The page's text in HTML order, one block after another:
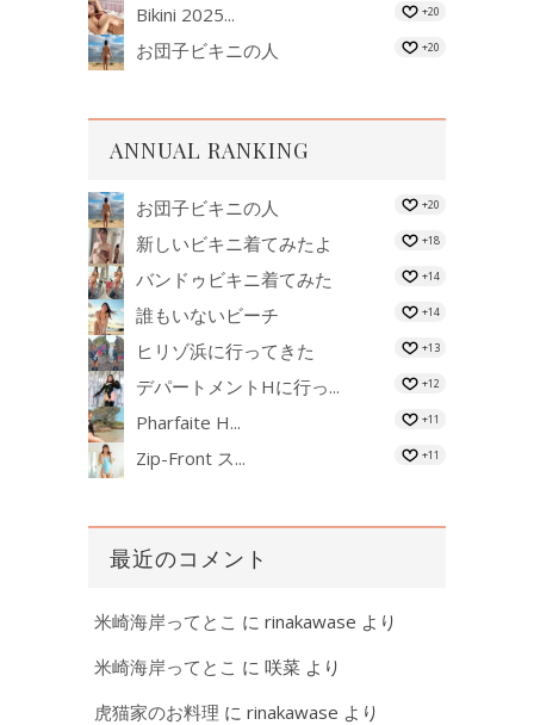
Bikini 2025... +20
お団子ビキニの人 +20
ANNUAL RANKING
お団子ビキニの人 +20
新しいビキニ着てみたよ +18
バンドゥビキニ着てみた +14
誰もいないビーチ +14
ヒリゾ浜に行ってきた +13
デパートメントHに行っ... +12
Pharfaite H... +11
Zip-Front ス... +11
最近のコメント
米崎海岸ってとこ に rinakawase より
米崎海岸ってとこ に 咲菜 より
虎猫家のお料理 に rinakawase より